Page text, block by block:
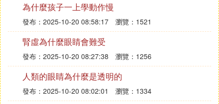
為什麼孩子一上學動作慢
發布：2025-10-20 08:58:17 瀏覽：1521
腎虛為什麼眼睛會難受
發布：2025-10-20 08:27:38 瀏覽：1256
人類的眼睛為什麼是透明的
發布：2025-10-20 08:02:01 瀏覽：1334